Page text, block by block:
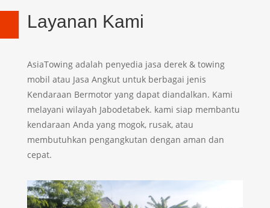
Layanan Kami
AsiaTowing adalah penyedia jasa derek & towing
mobil atau Jasa Angkut untuk berbagai jenis
Kendaraan Bermotor yang dapat diandalkan. Kami
melayani wilayah Jabodetabek. kami siap membantu
kendaraan Anda yang mogok, rusak, atau
membutuhkan pengangkutan dengan aman dan
cepat.